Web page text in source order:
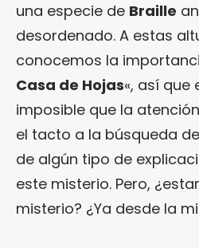
una especie de Braille
desordenado. A estas
conocemos la
Casa de Hojas«, así
imposible que la
el tacto a la búsqueda
de algún tipo de
este misterio. Pero,
misterio? ¿Ya desde la